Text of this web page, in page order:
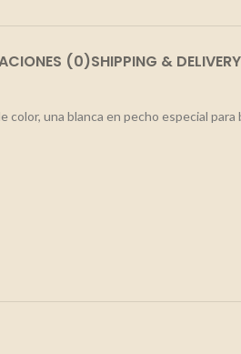
(0)SHIPPING & DELIVERY
una blanca en pecho especial